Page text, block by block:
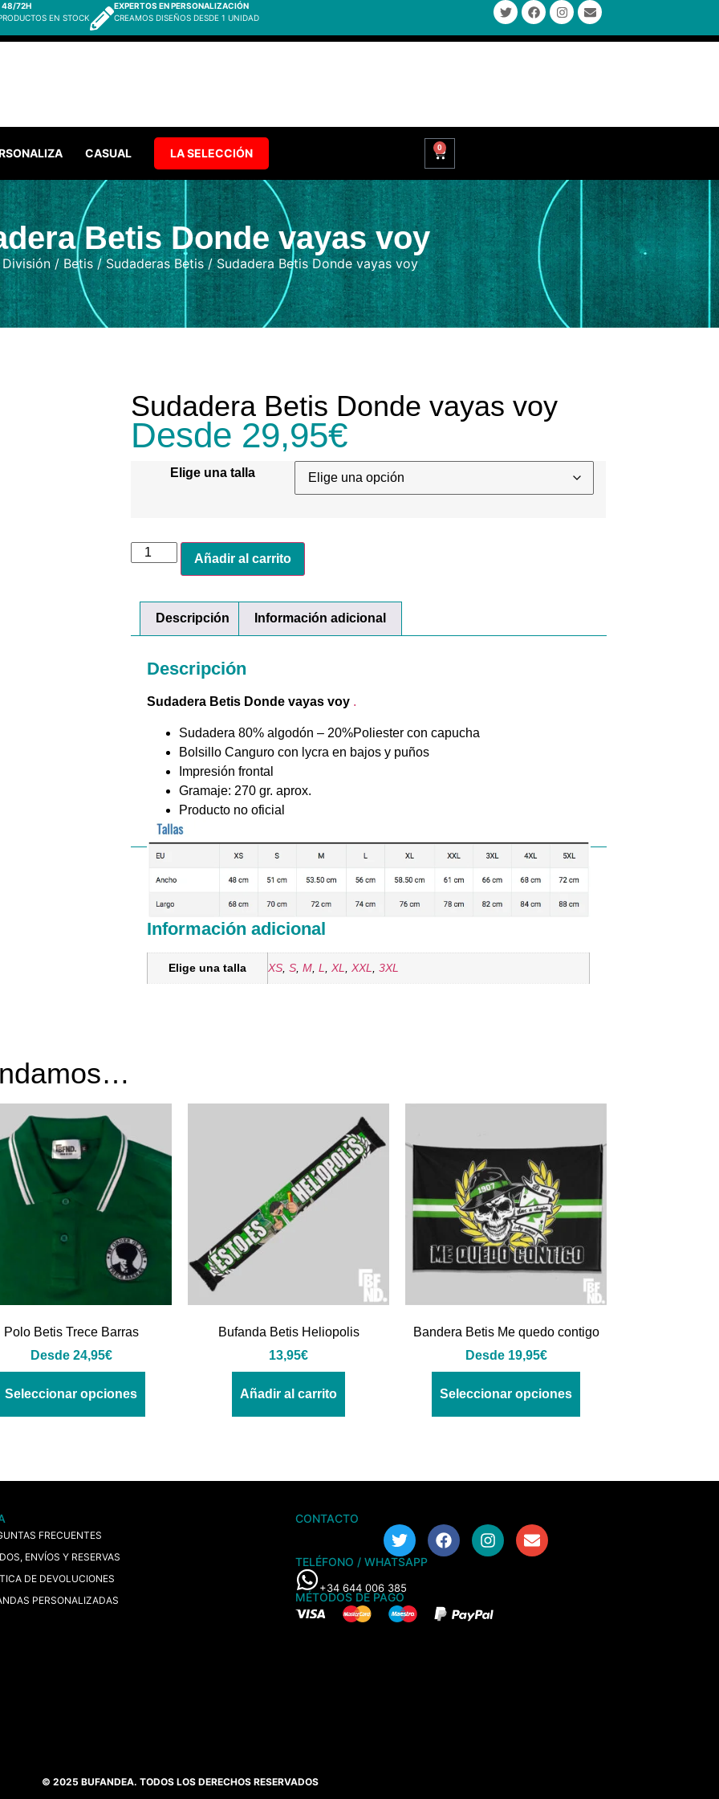
48/72H
EN STOCK
EXPERTOS EN PERSONALIZACIÓN
CREAMOS DISEÑOS DESDE 1 UNIDAD
CASUAL LA SELECCIÓN 0
Betis Donde vayas voy
División/ Betis/Sudaderas Betis/ Sudadera Betis Donde vayas voy
Sudadera Betis Donde vayas voy
Desde 29,95€
Elige una talla
Añadir al carrito
Descripción Información adicional
Descripción
Sudadera Betis Donde vayas voy .
Sudadera 80% algodón – 20%Poliester con capucha
Bolsillo Canguro con lycra en bajos y puños
Impresión frontal
Gramaje: 270 gr. aprox.
Producto no oficial
Información adicional
Elige una talla XS ,S ,M ,L XL XXL ,3XL
Polo Betis Trece Barras
Desde 24,95€
Seleccionar opciones
Bufanda Betis Heliopolis
13,95€
Añadir al carrito
Bandera Betis Me quedo contigo
Desde 19,95€
Seleccionar opciones
FRECUENTES
ENVÍOS Y RESERVAS
DE DEVOLUCIONES
PERSONALIZADAS
CONTACTO
TELÉFONO / WHATSAPP
+34 644 006 385
MÉTODOS DE PAGO
© 2025 BUFANDEA. TODOS LOS DERECHOS RESERVADOS